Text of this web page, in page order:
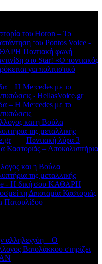
του Horon – Το
απάντηση του Pontos Voice -
Ποντιακή φωνή
στο Star! «Ο ποντιακός
για πολιτιστικό
– Η Mercedes με το
- HellasVoice.grστο
– Η Mercedes με το
και η Βούλα
της μεταλλικής
στο Ποντιακή λύρα 3
Καστοριάς – Αποκαλυπτήρια
και η Βούλα
της μεταλλικής
- H δική σου ΚΑΘΑΡΗ
τη Διποταμία Καστοριάς
Πατουλίδου
αλληλεγγύη – Ο
Βατολάκκου στηρίζει